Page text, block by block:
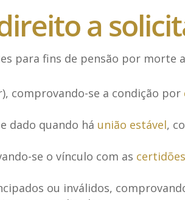
a
para fins de pensão por morte
comprovando-se a condição por
dado quando há união estável,
se o vínculo com as
ou inválidos,